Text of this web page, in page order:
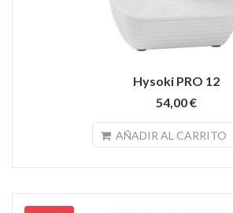
Hysoki PRO 12
54,00 €
AÑADIR AL CARRITO